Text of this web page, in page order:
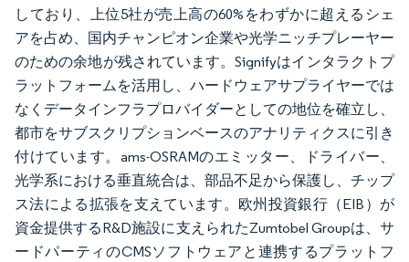
しており、上位5社が売上高の60%をわずかに超えるシェ
アを占め、国内チャンピオン企業や光学ニッチプレーヤー
のための余地が残されています。Signifyはインタラクトプ
ラットフォームを活用し、ハードウェアサプライヤーでは
なくデータインフラプロバイダーとしての地位を確立し、
都市をサブスクリプションベースのアナリティクスに引き
付けています。ams-OSRAMのエミッター、ドライバー、
光学系における垂直統合は、部品不足から保護し、チップ
ス法による拡張を支えています。欧州投資銀行（EIB）が
資金提供するR&D施設に支えられたZumtobel Groupは、サ
ードパーティのCMSソフトウェアと連携するプラットフ